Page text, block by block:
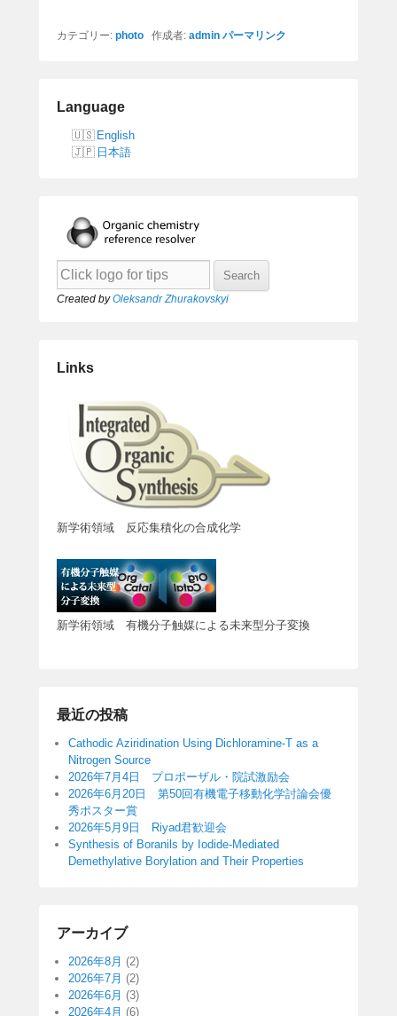
カテゴリー: photo 作成者: admin パーマリンク
Language
English
日本語
Created byOleksandr Zhurakovskyi
Links
新学術領域 反応集積化の合成化学
新学術領域 有機分子触媒による未来型分子変換
最近の投稿
Cathodic Aziridination Using Dichloramine-T as a
Nitrogen Source
2026年7月4日 プロポーザル・院試激励会
2026年6月20日 第50回有機電子移動化学討論会優
秀ポスター賞
2026年5月9日 Riyad君歓迎会
Synthesis of Boranils by Iodide-Mediated
Demethylative Borylation and Their Properties
アーカイブ
2026年8月 (2)
2026年7月 (2)
2026年6月 (3)
2026年4月 (6)